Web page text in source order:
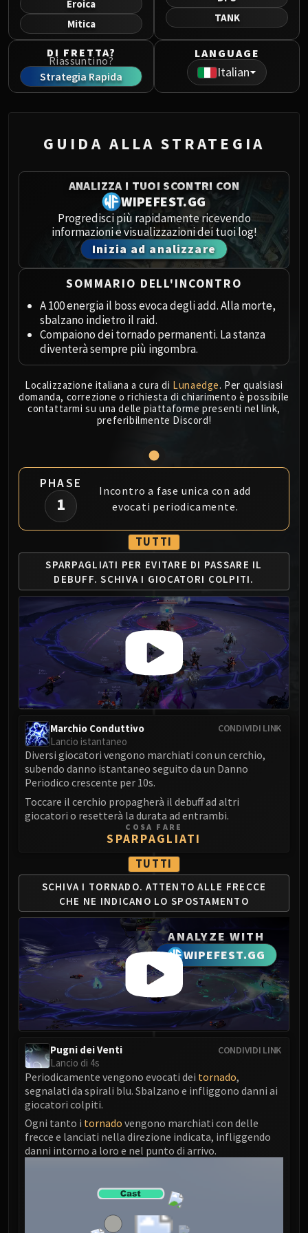
Norushen
Sha of Pride
Galakras
Iron Juggernaut
Kor'kron Dark Shaman
General Nazgrim
Malkorok
Thok the Bloodthirsty
Paragons of the Klaxxi
Garrosh Hellscream
THRONE OF THUNDER
Jin'rokh the Breaker
Horridon
Council of Elders
Tortos
Megaera
Ji-Kun
Durumu the Forgotten
Primordius
Dark Animus
Iron Qon
Twin Empyreans
Ra-den
MANAFORGE OMEGA
Plexus Sentinel
Loom'ithar
Forgeweaver Araz
The Soul Hunters
Fractillus
Nexus-King Salhadaar
Dimensius, the All-Devouring
MSV / HOF / TOES
The Stone Guard
Feng the Accursed
Gara'jal the Spiritbinder
The Spirit Kings
Will of the Emperor
Imperial Vizier Zor'lok
Blade Lord Ta'yak
Garalon
Wind Lord Mel'jarak
Amber-Shaper Un'sok
Grand Empress Shek'zeer
Protectors of the Endless
Tsulong
Lei Shi
Sha of Fear
LIBERATION OF UNDERMINE
Vexie and the Geargrinders
Cauldron of Carnage
Rik Reverb
Stix Bunkjunker
Sprocketmonger Lockenstock
Mug'Zee, Heads of Security
Chrome King Gallywix
DRAGON SOUL
Warlord Zon'ozz
Yor'sahj the Unsleeping
Hagara the Stormbinder
Majordomo Staghelm
Spine of Deathwing
Eroica
Mitica
TANK
DI FRETTA?
Riassuntino?
Strategia Rapida
LANGUAGE
Italian
GUIDA ALLA STRATEGIA
ANALIZZA I TUOI SCONTRI CON
WIPEFEST.GG
Progredisci più rapidamente ricevendo
informazioni e visualizzazioni dei tuoi log!
Inizia ad analizzare
SOMMARIO DELL'INCONTRO
A 100 energia il boss evoca degli add. Alla morte,
sbalzano indietro il raid.
Compaiono dei tornado permanenti. La stanza
diventerà sempre più ingombra.
Localizzazione italiana a cura di Lunaedge. Per qualsiasi
domanda, correzione o richiesta di chiarimento è possibile
contattarmi su una delle piattaforme presenti nel link,
preferibilmente Discord!
PHASE
1
Incontro a fase unica con add
evocati periodicamente.
TUTTI
SPARPAGLIATI PER EVITARE DI PASSARE IL
DEBUFF. SCHIVA I GIOCATORI COLPITI.
CONDIVIDI LINK
Marchio Conduttivo
Lancio istantaneo
Diversi giocatori vengono marchiati con un cerchio,
subendo danno istantaneo seguito da un Danno
Periodico crescente per 10s.
Toccare il cerchio propagherà il debuff ad altri
giocatori o resetterà la durata ad entrambi.
COSA FARE
SPARPAGLIATI
TUTTI
SCHIVA I TORNADO. ATTENTO ALLE FRECCE
CHE NE INDICANO LO SPOSTAMENTO
ANALYZE WITH
WIPEFEST.GG
CONDIVIDI LINK
Pugni dei Venti
Lancio di 4s
Periodicamente vengono evocati dei tornado,
segnalati da spirali blu. Sbalzano e infliggono danni ai
giocatori colpiti.
Ogni tanto i tornado vengono marchiati con delle
frecce e lanciati nella direzione indicata, infliggendo
danni intorno a loro e nel punto di arrivo.